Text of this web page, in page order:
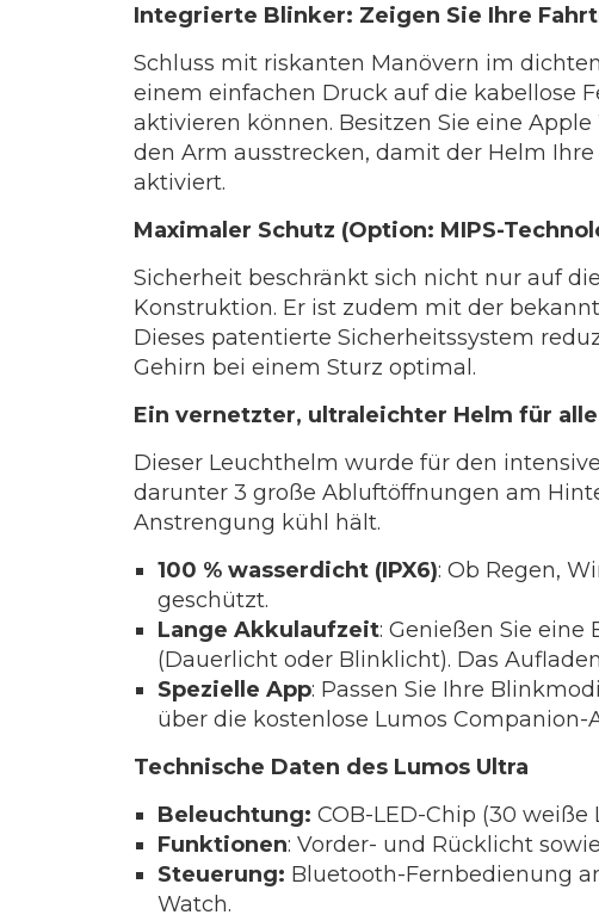
Integrierte Blinker: Zeigen Sie Ihre
Schluss mit riskanten Manövern im
einem einfachen Druck auf die kabellose
aktivieren können. Besitzen Sie eine
den Arm ausstrecken, damit der Helm
aktiviert.
Maximaler Schutz (Option: MIPS-
Sicherheit beschränkt sich nicht nur auf
Konstruktion. Er ist zudem mit der
Dieses patentierte Sicherheitssystem
Gehirn bei einem Sturz optimal.
Ein vernetzter, ultraleichter Helm für
Dieser Leuchthelm wurde für den
darunter 3 große Abluftöffnungen am
Anstrengung kühl hält.
100 % wasserdicht (IPX6): Ob Regen,
geschützt.
Lange Akkulaufzeit: Genießen Sie eine
(Dauerlicht oder Blinklicht). Das
Spezielle App: Passen Sie Ihre
über die kostenlose Lumos Companion-
Technische Daten des Lumos Ultra
Beleuchtung: COB-LED-Chip (30 weiße
Funktionen: Vorder- und Rücklicht
Steuerung: Bluetooth-Fernbedienung
Watch.